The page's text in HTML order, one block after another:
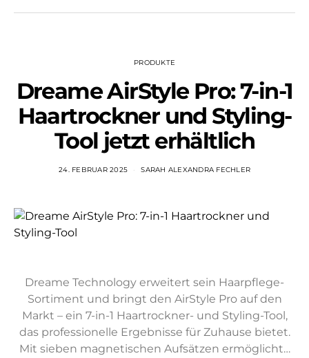
PRODUKTE
Dreame AirStyle Pro: 7-in-1
Haartrockner und Styling-
Tool jetzt erhältlich
24. FEBRUAR 2025 SARAH ALEXANDRA FECHLER
Dreame Technology erweitert sein Haarpflege-
Sortiment und bringt den AirStyle Pro auf den
Markt – ein 7-in-1 Haartrockner- und Styling-Tool,
das professionelle Ergebnisse für Zuhause bietet.
Mit sieben magnetischen Aufsätzen ermöglicht…